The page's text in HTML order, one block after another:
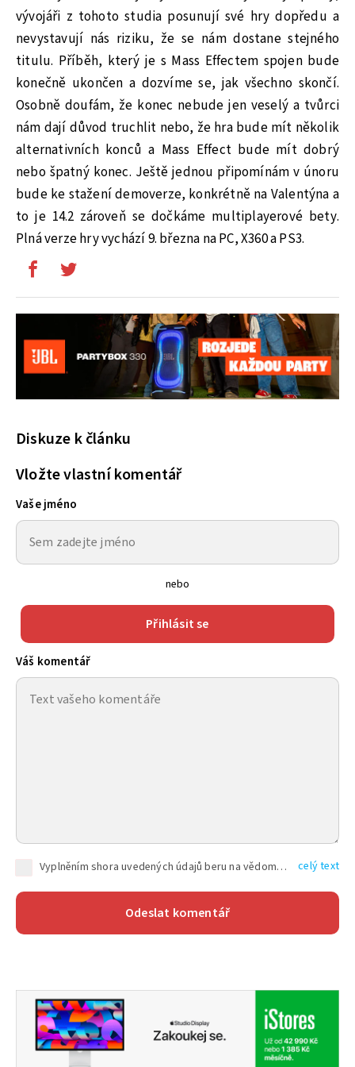
vývojáři z tohoto studia posunují své hry dopředu a
nevystavují nás riziku, že se nám dostane stejného
titulu. Příběh, který je s Mass Effectem spojen bude
konečně ukončen a dozvíme se, jak všechno skončí.
Osobně doufám, že konec nebude jen veselý a tvůrci
nám dají důvod truchlit nebo, že hra bude mít několik
alternativních konců a Mass Effect bude mít dobrý
nebo špatný konec. Ještě jednou připomínám v únoru
bude ke stažení demoverze, konkrétně na Valentýna a
to je 14.2 zároveň se dočkáme multiplayerové bety.
Plná verze hry vychází 9. března na PC, X360 a PS3.
Diskuze k článku
Vložte vlastní komentář
Vaše jméno
nebo
Přihlásit se
Váš komentář
Vyplněním shora uvedených údajů beru na vědomí, že společnost TEXT FACTORY s.r.o., sídlem Brno, Durďákova 336/29, Černá Pole, PSČ: 613 00, IČ: 06157831, zapsané u Krajského soudu v Brně, oddíl C, vložka 100399, bude zpracovávat mé osobní údaje uvedené v rámci mnou vyplněného registračního formuláře na základě oprávněných zájmů TEXT FACTORY s.r.o. dle čl. 6 odst. 1 písm. f) GDPR a pro splnění právních povinností (čl. 6 odst. 1 písm. c) GDPR), a to pro tyto účely: nezbytnost zajistit oprávnění návštěvníka webových stránek provozovaných společností TEXT FACTORY s.r.o. přispívat aktivně ke zveřejněným článkům nebo v rámci diskusních fór a výkon práv TEXT FACTORY s.r.o. jako administrátora těchto diskusních fór. Více informací o zpracování osobních údajů a právech lze nalézt v celý text